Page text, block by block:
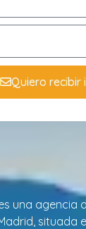
Quiero recibir
una agencia
situada